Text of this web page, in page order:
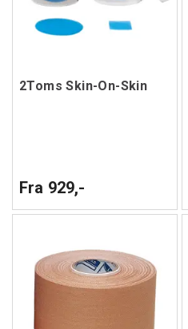
2Toms Skin-On-Skin
Fra 929,-